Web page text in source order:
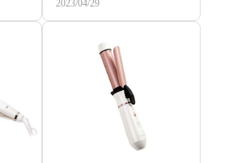
2023/04/29